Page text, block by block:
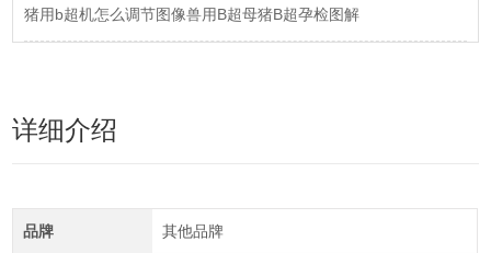
猪用b超机怎么调节图像兽用B超母猪B超孕检图解
详细介绍
品牌 其他品牌